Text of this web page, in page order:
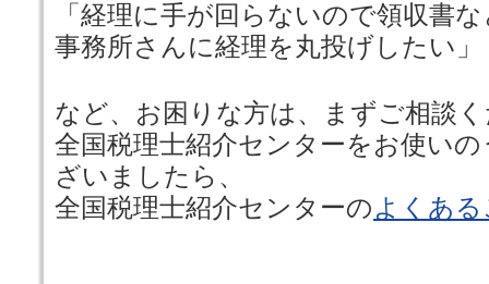
「経理に手が回らないので領収書
事務所さんに経理を丸投げしたい」
など、お困りな方は、まずご相談
全国税理士紹介センターをお使い
ざいましたら、
全国税理士紹介センターのよくあ